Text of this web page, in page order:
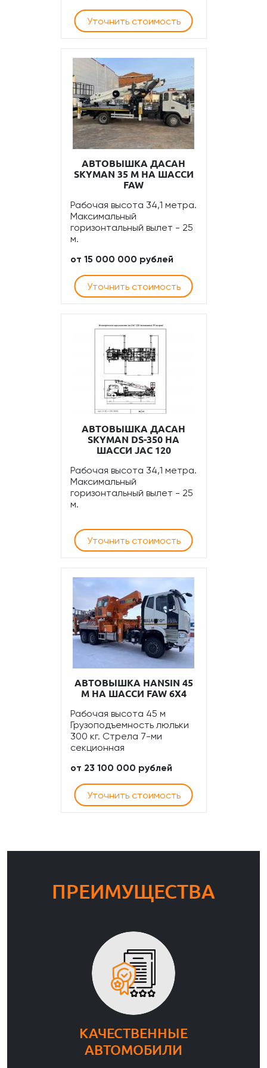
Уточнить стоимость
АВТОВЫШКА ДАСАН
SKYMAN 35 М НА ШАССИ
FAW
Рабочая высота 34,1 метра.
Максимальный
горизонтальный вылет - 25
м.
от 15 000 000 рублей
Уточнить стоимость
АВТОВЫШКА ДАСАН
SKYMAN DS-350 НА
ШАССИ JAC 120
Рабочая высота 34,1 метра.
Максимальный
горизонтальный вылет - 25
м.
Уточнить стоимость
АВТОВЫШКА HANSIN 45
М НА ШАССИ FAW 6Х4
Рабочая высота 45 м
Грузоподъемность люльки
300 кг. Стрела 7-ми
секционная
от 23 100 000 рублей
Уточнить стоимость
ПРЕИМУЩЕСТВА
КАЧЕСТВЕННЫЕ
АВТОМОБИЛИ